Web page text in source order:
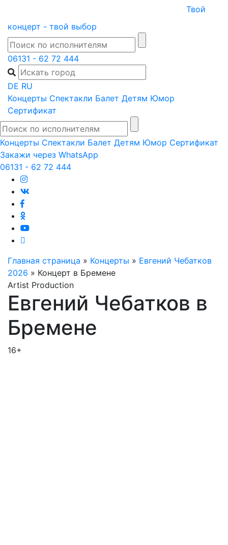
content
Твой
концерт - твой выбор
06131 - 62 72 444
DE RU
Концерты Спектакли Балет Детям Юмор
Сертификат
Концерты Спектакли Балет Детям Юмор Сертификат
Закажи через WhatsApp
06131 - 62 72 444
Главная страница » Концерты » Евгений Чебатков
2026 » Концерт в Бремене
Artist Production
Евгений Чебатков в
Бремене
16+